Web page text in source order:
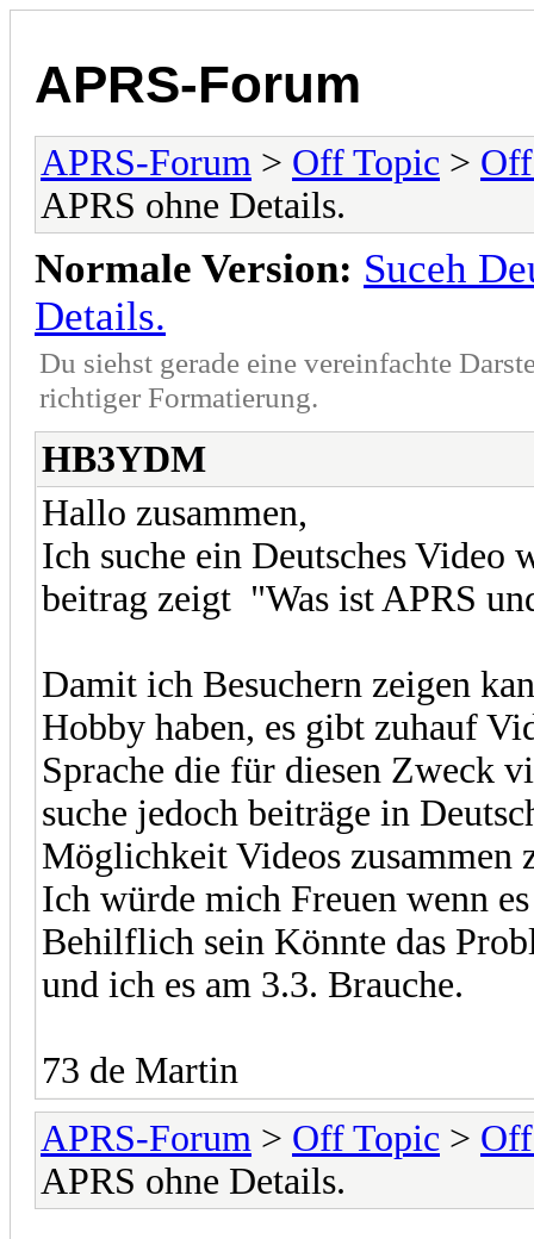
APRS-Forum
APRS-Forum > Off Topic >
APRS ohne Details.
Normale Version: Suceh
Details.
Du siehst gerade eine vereinfachte
richtiger Formatierung.
HB3YDM
Hallo zusammen,
Ich suche ein Deutsches Video
beitrag zeigt "Was ist APRS
Damit ich Besuchern zeigen
Hobby haben, es gibt zuhauf
Sprache die für diesen Zweck
suche jedoch beiträge in
Möglichkeit Videos zusammen
Ich würde mich Freuen wenn
Behilflich sein Könnte das
und ich es am 3.3. Brauche.
73 de Martin
APRS-Forum > Off Topic >
APRS ohne Details.